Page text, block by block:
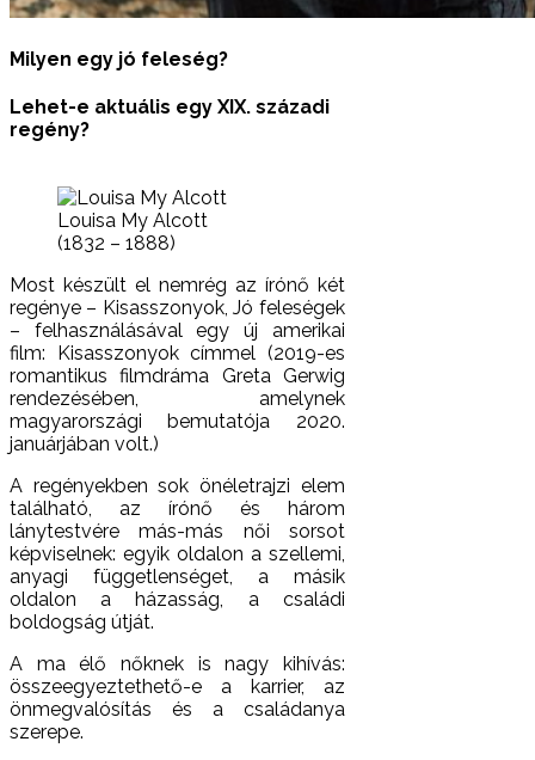
Milyen egy jó feleség?
Lehet-e aktuális egy XIX. századi
regény?
Louisa My Alcott
(1832 – 1888)
Most készült el nemrég az írónő két
regénye – Kisasszonyok, Jó feleségek
– felhasználásával egy új amerikai
film: Kisasszonyok címmel (2019-es
romantikus filmdráma Greta Gerwig
rendezésében, amelynek
magyarországi bemutatója 2020.
januárjában volt.)
A regényekben sok önéletrajzi elem
található, az írónő és három
lánytestvére más-más női sorsot
képviselnek: egyik oldalon a szellemi,
anyagi függetlenséget, a másik
oldalon a házasság, a családi
boldogság útját.
A ma élő nőknek is nagy kihívás:
összeegyeztethető-e a karrier, az
önmegvalósítás és a családanya
szerepe.